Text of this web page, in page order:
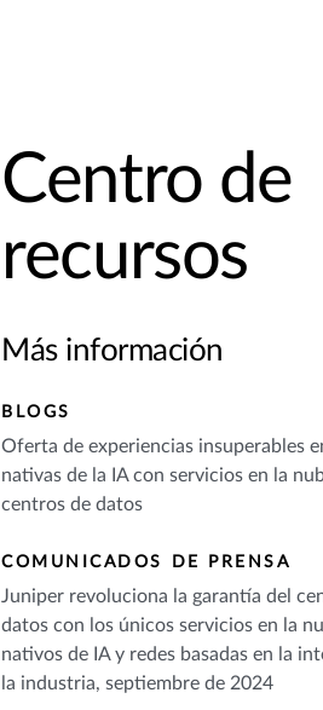
Centro de
recursos
Más información
BLOGS
Oferta de experiencias insuperables
nativas de la IA con servicios en la
centros de datos
COMUNICADOS DE PRENSA
Juniper revoluciona la garantía del
datos con los únicos servicios en la
nativos de IA y redes basadas en la
la industria, septiembre de 2024